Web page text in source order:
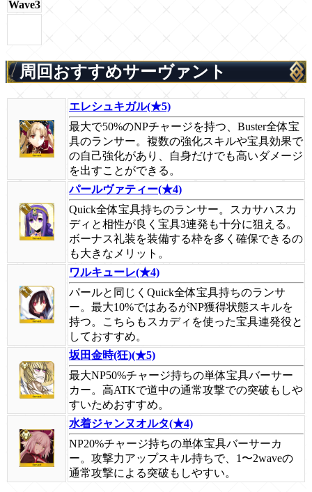
Wave3
周回おすすめサーヴァント
エレシュキガル(★5)
最大で50%のNPチャージを持つ、Buster全体宝
具のランサー。複数の強化スキルや宝具効果で
の自己強化があり、自身だけでも高いダメージ
を出すことができる。
パールヴァティー(★4)
Quick全体宝具持ちのランサー。スカサハスカ
ディと相性が良く宝具3連発も十分に狙える。
ボーナス礼装を装備する枠を多く確保できるの
も大きなメリット。
ワルキューレ(★4)
パールと同じくQuick全体宝具持ちのランサ
ー。最大10%ではあるがNP獲得状態スキルを
持つ。こちらもスカディを使った宝具連発役と
しておすすめ。
坂田金時(狂)(★5)
最大NP50%チャージ持ちの単体宝具バーサー
カー。高ATKで道中の通常攻撃での突破もしや
すいためおすすめ。
水着ジャンヌオルタ(★4)
NP20%チャージ持ちの単体宝具バーサーカ
ー。攻撃力アップスキル持ちで、1〜2waveの
通常攻撃による突破もしやすい。